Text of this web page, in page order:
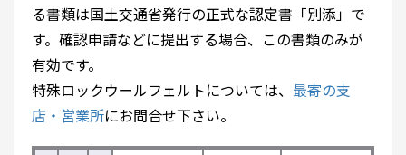
る書類は国土交通省発行の正式な認定書「別添」で
す。確認申請などに提出する場合、この書類のみが
有効です。
特殊ロックウールフェルトについては、 最寄の支
店・営業所にお問合せ下さい。